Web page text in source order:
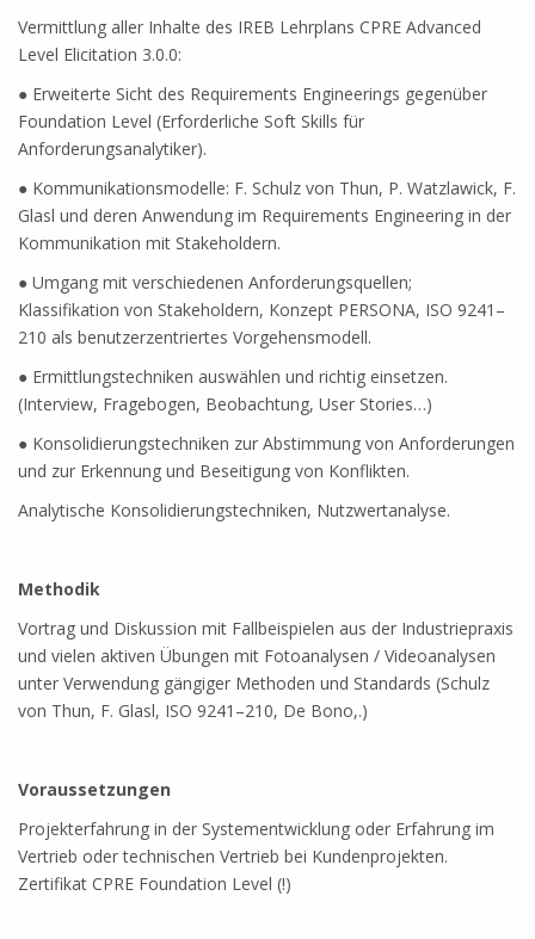
Vermittlung aller Inhalte des IREB Lehrplans CPRE Advanced
Level Elicitation 3.0.0:
● Erweiterte Sicht des Requirements Engineerings gegenüber
Foundation Level (Erforderliche Soft Skills für
Anforderungsanalytiker).
● Kommunikationsmodelle: F. Schulz von Thun, P. Watzlawick, F.
Glasl und deren Anwendung im Requirements Engineering in der
Kommunikation mit Stakeholdern.
● Umgang mit verschiedenen Anforderungsquellen;
Klassifikation von Stakeholdern, Konzept PERSONA, ISO 9241–
210 als benutzerzentriertes Vorgehensmodell.
● Ermittlungstechniken auswählen und richtig einsetzen.
(Interview, Fragebogen, Beobachtung, User Stories…)
● Konsolidierungstechniken zur Abstimmung von Anforderungen
und zur Erkennung und Beseitigung von Konflikten.
Analytische Konsolidierungstechniken, Nutzwertanalyse.
Methodik
Vortrag und Diskussion mit Fallbeispielen aus der Industriepraxis
und vielen aktiven Übungen mit Fotoanalysen / Videoanalysen
unter Verwendung gängiger Methoden und Standards (Schulz
von Thun, F. Glasl, ISO 9241–210, De Bono,.)
Voraussetzungen
Projekterfahrung in der Systementwicklung oder Erfahrung im
Vertrieb oder technischen Vertrieb bei Kundenprojekten.
Zertifikat CPRE Foundation Level (!)